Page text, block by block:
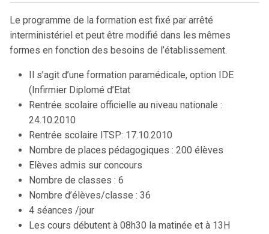
Le programme de la formation est fixé par arrêté
interministériel et peut être modifié dans les mêmes
formes en fonction des besoins de l’établissement.
Il s’agit d’une formation paramédicale, option IDE
(Infirmier Diplomé d’Etat
Rentrée scolaire officielle au niveau nationale :
24.10.2010
Rentrée scolaire ITSP: 17.10.2010
Nombre de places pédagogiques : 200 élèves
Elèves admis sur concours
Nombre de classes : 6
Nombre d’élèves/classe : 36
4 séances /jour
Les cours débutent à 08h30 la matinée et à 13H